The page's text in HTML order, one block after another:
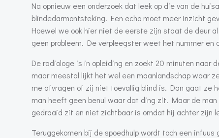
Na opnieuw een onderzoek dat leek op die van de
blindedarmontsteking. Een echo moet meer inzicht
Hoewel we ook hier niet de eerste zijn staat de deur
geen probleem. De verpleegster weet het nummer en
De radiologe is in opleiding en zoekt 20 minuten naar
maar meestal lijkt het wel een maanlandschap waar
me afvragen of zij niet toevallig blind is. Dan gaat ze
man heeft geen benul waar dat ding zit. Maar de
gedraaid zit en niet zichtbaar is omdat hij achter zijn
Teruggekomen bij de spoedhulp wordt toch een